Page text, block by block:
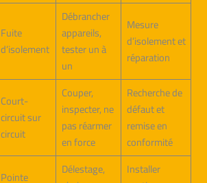
Fuite
d’isolement
Débrancher
appareils,
tester un à
un
Mesure
d’isolement et
réparation
Court-
circuit sur
circuit
Couper,
inspecter, ne
pas réarmer
en force
Recherche de
défaut et
remise en
conformité
Pointe
Délestage,
Installer